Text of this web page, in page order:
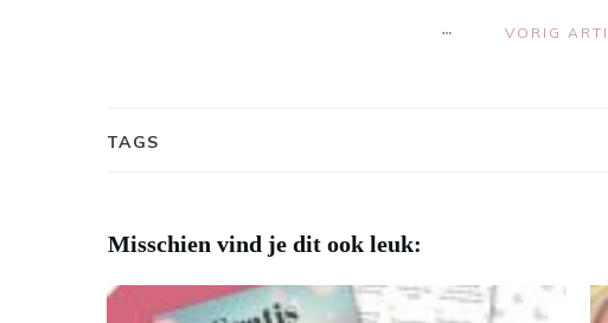
VORIG
TAGS
Misschien vind je dit ook leuk: